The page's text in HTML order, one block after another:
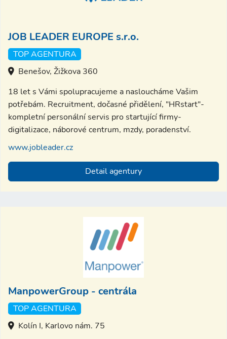
JOB LEADER EUROPE s.r.o.
TOP AGENTURA
Benešov, Žižkova 360
18 let s Vámi spolupracujeme a nasloucháme Vašim
potřebám. Recruitment, dočasné přidělení, "HRstart"-
kompletní personální servis pro startující firmy-
digitalizace, náborové centrum, mzdy, poradenství.
www.jobleader.cz
Detail agentury
ManpowerGroup - centrála
TOP AGENTURA
Kolín I, Karlovo nám. 75